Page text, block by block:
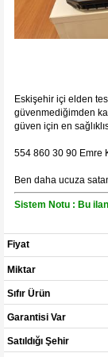
Eskişehir içi elden
güvenmediğimden
güven için en
554 860 30 90 Emre
Ben daha ucuza
Sistem Notu : Bu
Fiyat
Miktar
Sıfır Ürün
Garantisi Var
Satıldığı Şehir